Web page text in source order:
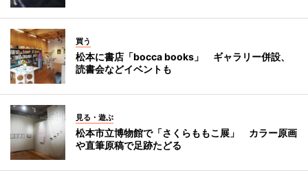
買う
松本に書店「bocca books」 ギャラリー併設、
読書会などイベントも
見る・遊ぶ
松本市立博物館で「さくらももこ展」 カラー原画
や直筆原稿で足跡たどる